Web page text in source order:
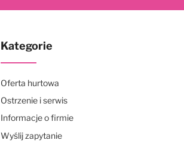
Kategorie
Oferta hurtowa
Ostrzenie i serwis
Informacje o firmie
Wyślij zapytanie